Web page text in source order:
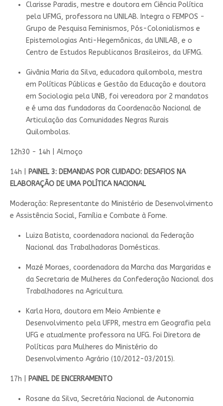
Clarisse Paradis, mestre e doutora em Ciência Política
pela UFMG, professora na UNILAB. Integra o FEMPOS -
Grupo de Pesquisa Feminismos, Pós-Colonialismos e
Epistemologias Anti-Hegemônicas, da UNILAB, e o
Centro de Estudos Republicanos Brasileiros, da UFMG.
Givânia Maria da Silva, educadora quilombola, mestra
em Políticas Públicas e Gestão da Educação e doutora
em Sociologia pela UNB, foi vereadora por 2 mandatos
e é uma das fundadoras da Coordenacão Nacional de
Articulação das Comunidades Negras Rurais
Quilombolas.
12h30 - 14h | Almoço
14h | PAINEL 3: DEMANDAS POR CUIDADO: DESAFIOS NA
ELABORAÇÃO DE UMA POLÍTICA NACIONAL
Moderação: Representante do Ministério de Desenvolvimento
e Assistência Social, Família e Combate à Fome.
Luiza Batista, coordenadora nacional da Federação
Nacional das Trabalhadoras Domésticas.
Mazé Moraes, coordenadora da Marcha das Margaridas e
da Secretaria de Mulheres da Confederação Nacional dos
Trabalhadores na Agricultura.
Karla Hora, doutora em Meio Ambiente e
Desenvolvimento pela UFPR, mestra em Geografia pela
UFG e atualmente professora na UFG. Foi Diretora de
Políticas para Mulheres do Ministério do
Desenvolvimento Agrário (10/2012-03/2015).
17h | PAINEL DE ENCERRAMENTO
Rosane da Silva, Secretária Nacional de Autonomia